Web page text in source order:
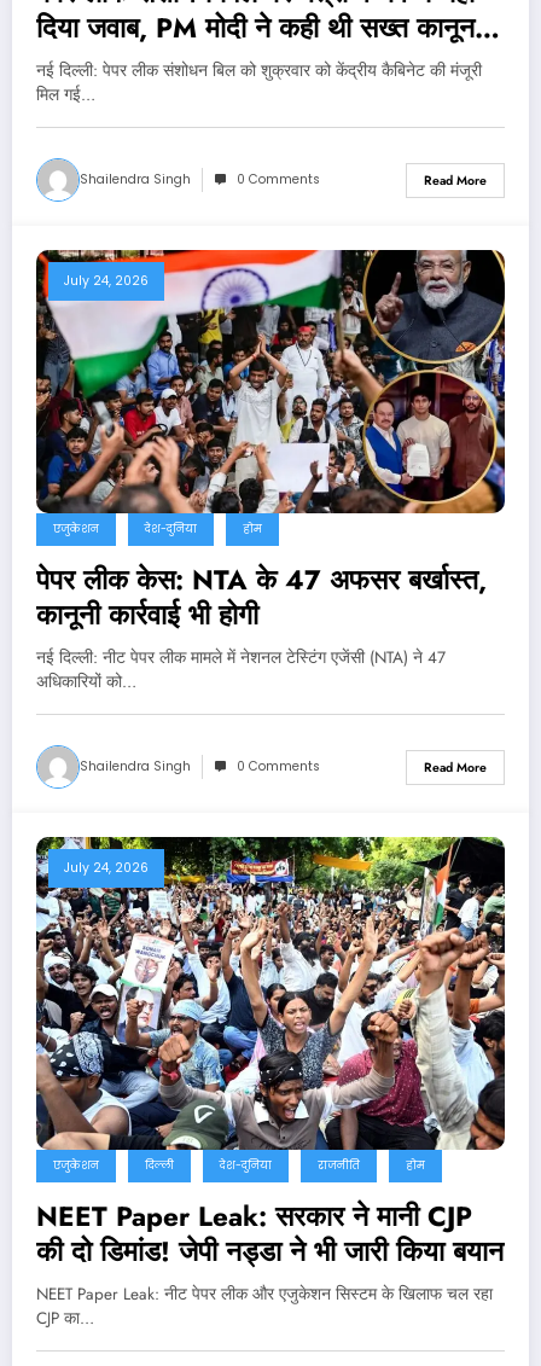
दिया जवाब, PM मोदी ने कही थी सख्त कानून
लाने की बात
नई दिल्‍ली: पेपर लीक संशोधन बिल को शुक्रवार को केंद्रीय कैबिनेट की मंजूरी
मिल गई…
Shailendra Singh 0 Comments Read More
July 24, 2026
एजुकेशन देश-दुनिया होम
पेपर लीक केस: NTA के 47 अफसर बर्खास्त,
कानूनी कार्रवाई भी होगी
नई दिल्‍ली: नीट पेपर लीक मामले में नेशनल टेस्टिंग एजेंसी (NTA) ने 47
अधिकारियों को…
Shailendra Singh 0 Comments Read More
July 24, 2026
एजुकेशन दिल्ली देश-दुनिया राजनीति होम
NEET Paper Leak: सरकार ने मानी CJP
की दो डिमांड! जेपी नड्डा ने भी जारी किया बयान
NEET Paper Leak: नीट पेपर लीक और एजुकेशन सिस्टम के खिलाफ चल रहा
CJP का…